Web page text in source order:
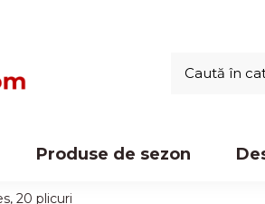
Produse de sezon
20 plicuri